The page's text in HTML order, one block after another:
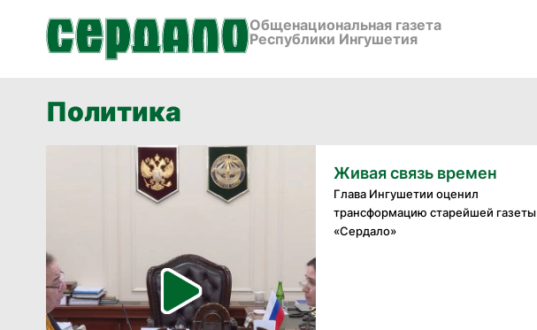
Общенациональная газета
Республики Ингушетия
Политика
Живая связь времен
Глава Ингушетии оценил
трансформацию старейшей газеты
«Сердало»